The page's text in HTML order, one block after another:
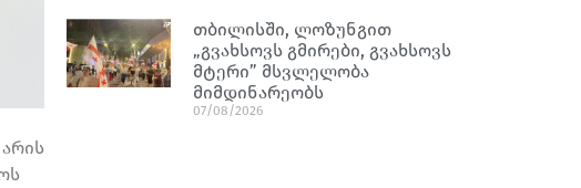
თბილისში, ლოზუნგით
„გვახსოვს გმირები, გვახსოვს
მტერი” მსვლელობა
მიმდინარეობს
07/08/2026